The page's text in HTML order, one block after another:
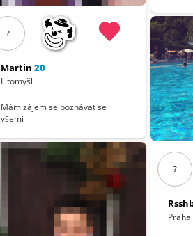
?
Martin 20
Litomyšl
Mám zájem se poznávat se
všemi
?
Praha